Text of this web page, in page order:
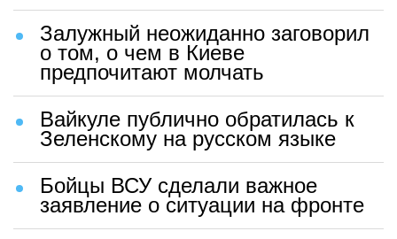
Залужный неожиданно заговорил
о том, о чем в Киеве
предпочитают молчать
Вайкуле публично обратилась к
Зеленскому на русском языке
Бойцы ВСУ сделали важное
заявление о ситуации на фронте